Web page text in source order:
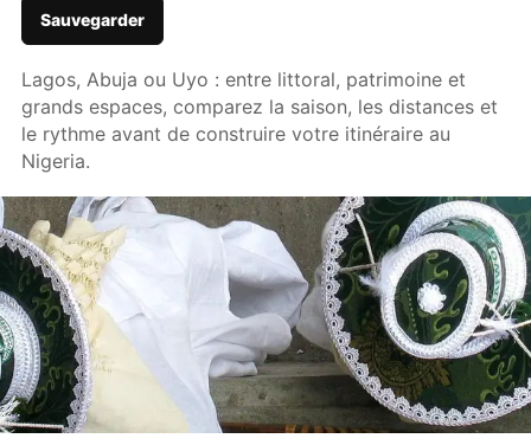
Sauvegarder
Lagos, Abuja ou Uyo : entre littoral, patrimoine et
grands espaces, comparez la saison, les distances et
le rythme avant de construire votre itinéraire au
Nigeria.